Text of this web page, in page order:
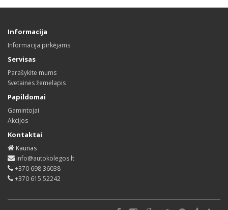
Informacija
Informacija pirkėjams
Servisas
Parašykite mums
Svetainės žemėlapis
Papildomai
Gamintojai
Akcijos
Kontaktai
Kaunas
info@autokolegos.lt
+370 698 36038
+370 615 52242